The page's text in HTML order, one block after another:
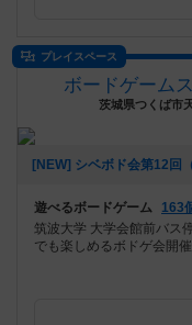
プレイスペース
ボードゲーム
茨城県つくば市
[NEW] シベボド会第12回
遊べるボードゲーム
163
筑波大学 大学会館前バス
でも楽しめるボドゲ会開